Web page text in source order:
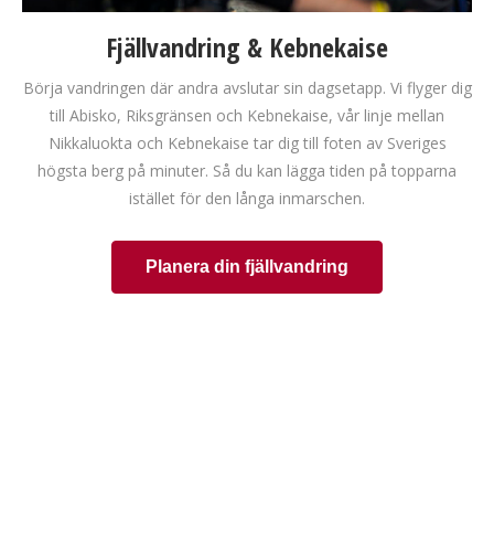
Fjällvandring & Kebnekaise
Börja vandringen där andra avslutar sin dagsetapp. Vi flyger dig
till Abisko, Riksgränsen och Kebnekaise, vår linje mellan
Nikkaluokta och Kebnekaise tar dig till foten av Sveriges
högsta berg på minuter. Så du kan lägga tiden på topparna
istället för den långa inmarschen.
Planera din fjällvandring